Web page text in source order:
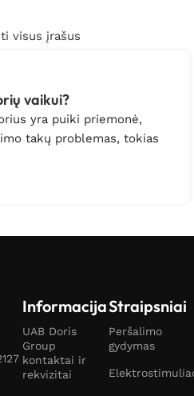
užtikrinti.
visus įrašus
vaikui?
yra puiki priemonė,
takų problemas, tokias
Informacija
UAB Doris
Group
kontaktai ir
rekvizitai
Straipsniai
Peršalimo
gydymas